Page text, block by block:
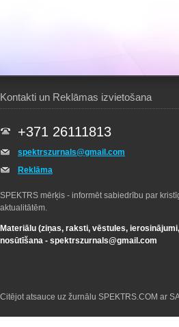
Kontakti un Reklāmas izvietošana
+371 26111813
spektrszurnals@gmail.com
Reklāma
SPEKTRS mērķis - informēt sabiedrību par
aktualitātēm.
Materiālu (ziņas, raksti, vēstules,
nosūtīšana - spektrszurnals@gmail.com
Citējot atsauce uz žurnālu SPEKTRS.COM ar